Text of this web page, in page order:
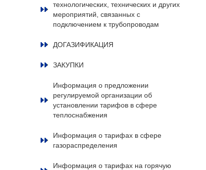
технологических, технических и других
мероприятий, связанных с
подключением к трубопроводам
ДОГАЗИФИКАЦИЯ
ЗАКУПКИ
Информация о предложении
регулируемой организации об
установлении тарифов в сфере
теплоснабжения
Информация о тарифах в сфере
газораспределения
Информация о тарифах на горячую